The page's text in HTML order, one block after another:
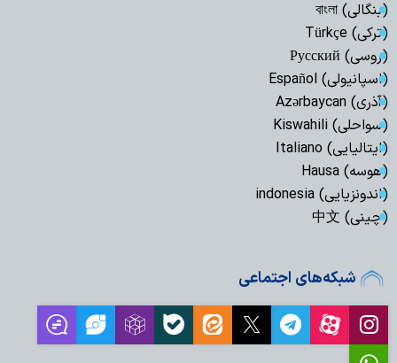
(بنگالی) বাংলা
(ترکی) Türkçe
(روسی) Русский
(اسپانیولی) Español
(آذری) Azərbaycan
(سواحلی) Kiswahili
(ایتالیایی) Italiano
(هوسه) Hausa
(اندونزیایی) indonesia
(چینی) 中文
شبکه‌های اجتماعی